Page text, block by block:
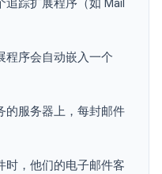
踪扩展程序（如 Mail
程序会自动嵌入一个
的服务器上，每封邮件
时，他们的电子邮件客